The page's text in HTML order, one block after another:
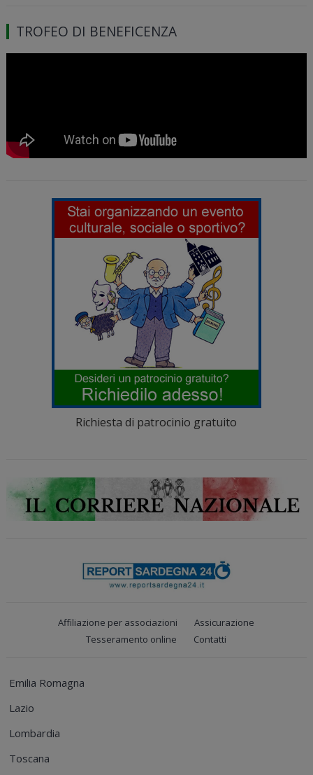
TROFEO DI BENEFICENZA
Richiesta di patrocinio gratuito
Affiliazione per associazioni
Assicurazione
Tesseramento online
Contatti
Emilia Romagna
Lazio
Lombardia
Toscana